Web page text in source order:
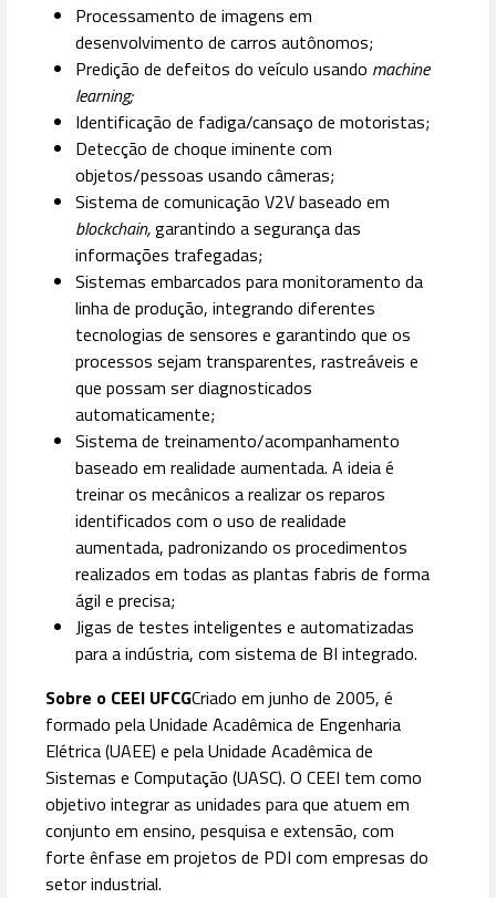
Processamento de imagens em
desenvolvimento de carros autônomos;
Predição de defeitos do veículo usando machine
learning;
Identificação de fadiga/cansaço de motoristas;
Detecção de choque iminente com
objetos/pessoas usando câmeras;
Sistema de comunicação V2V baseado em
blockchain,garantindo a segurança das
informações trafegadas;
Sistemas embarcados para monitoramento da
linha de produção, integrando diferentes
tecnologias de sensores e garantindo que os
processos sejam transparentes, rastreáveis e
que possam ser diagnosticados
automaticamente;
Sistema de treinamento/acompanhamento
baseado em realidade aumentada. A ideia é
treinar os mecânicos a realizar os reparos
identificados com o uso de realidade
aumentada, padronizando os procedimentos
realizados em todas as plantas fabris de forma
ágil e precisa;
Jigas de testes inteligentes e automatizadas
para a indústria, com sistema de BI integrado.
Sobre o CEEI UFCGCriado em junho de 2005, é
formado pela Unidade Acadêmica de Engenharia
Elétrica (UAEE) e pela Unidade Acadêmica de
Sistemas e Computação (UASC). O CEEI tem como
objetivo integrar as unidades para que atuem em
conjunto em ensino, pesquisa e extensão, com
forte ênfase em projetos de PDI com empresas do
setor industrial.